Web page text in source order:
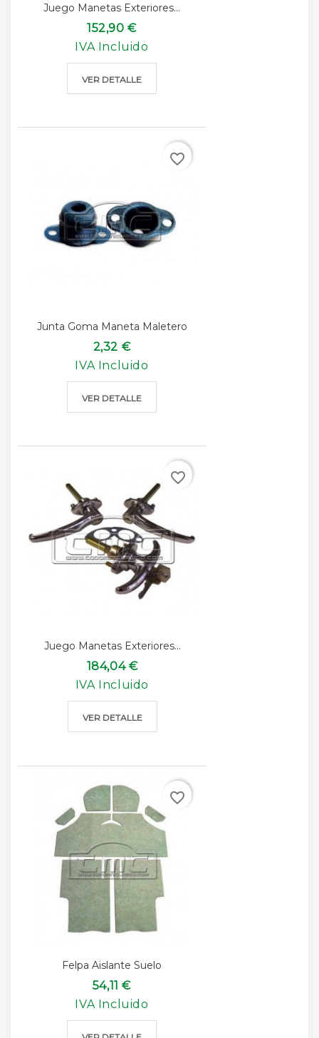
Juego Manetas Exteriores...
152,90 €
IVA Incluido
VER DETALLE
Junta Goma Maneta Maletero
2,32 €
IVA Incluido
VER DETALLE
favorite_border
Juego Manetas Exteriores...
184,04 €
IVA Incluido
VER DETALLE
favorite_border
Felpa Aislante Suelo
54,11 €
IVA Incluido
favorite_border